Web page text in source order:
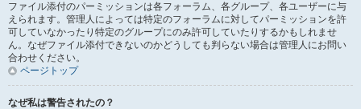
ファイル添付のパーミッションは各フォーラム、各グループ、各ユーザーに与
えられます。管理人によっては特定のフォーラムに対してパーミッションを許
可していなかったり特定のグループにのみ許可していたりするかもしれませ
ん。なぜファイル添付できないのかどうしても判らない場合は管理人にお問い
合わせください。
ページトップ
なぜ私は警告されたの？